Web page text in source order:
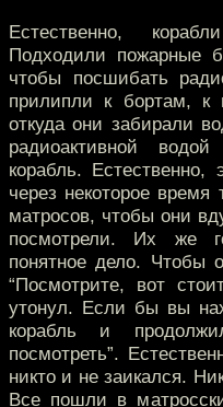
Естественно,
Подходили пожарные
чтобы посшибать
прилипли к бортам, к
откуда они забирали
радиоактивной
корабль.
через некоторое время
матросов, чтобы они
посмотрели. Их же
понятное дело. Чтобы
“Посмотрите, вот
утонул. Если бы вы
корабль и
посмотреть”.
никто и не заикался.
Все пошли в